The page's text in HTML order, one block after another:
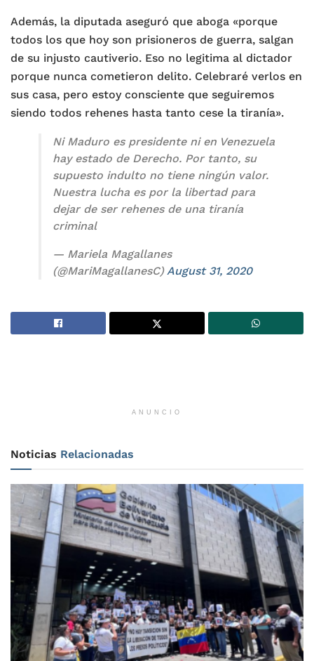
Además, la diputada aseguró que aboga «porque
todos los que hoy son prisioneros de guerra, salgan
de su injusto cautiverio. Eso no legitima al dictador
porque nunca cometieron delito. Celebraré verlos en
sus casa, pero estoy consciente que seguiremos
siendo todos rehenes hasta tanto cese la tiranía».
Ni Maduro es presidente ni en Venezuela
hay estado de Derecho. Por tanto, su
supuesto indulto no tiene ningún valor.
Nuestra lucha es por la libertad para
dejar de ser rehenes de una tiranía
criminal
— Mariela Magallanes
(@MariMagallanesC)August 31, 2020
ANUNCIO
Noticias Relacionadas